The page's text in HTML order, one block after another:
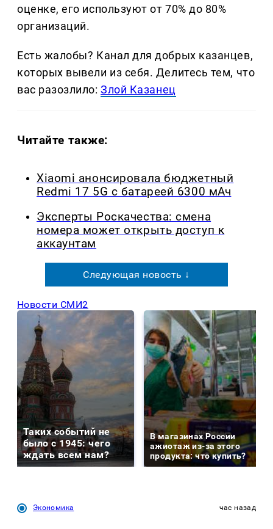
оценке, его используют от 70% до 80%
организаций.
Есть жалобы? Канал для добрых казанцев,
которых вывели из себя. Делитеcь тем, что
вас разозлило:Злой Казанец
Читайте также:
Xiaomi анонсировала бюджетный
Redmi 17 5G с батареей 6300 мАч
Эксперты Роскачества: смена
номера может открыть доступ к
аккаунтам
Следующая новость ↓
Новости СМИ2
Таких событий не
было с 1945: чего
ждать всем нам?
В магазинах России
ажиотаж из-за этого
продукта: что купить?
Экономика час назад